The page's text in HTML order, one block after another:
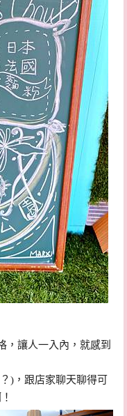
，讓人一入內，就感到
)，跟店家聊天聊得可